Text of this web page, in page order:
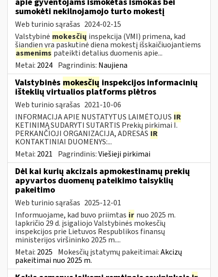
sumokėti nekilnojamojo turto mokestį
Web turinio sąrašas 2024-02-15
Valstybinė mokesčių inspekcija (VMI) primena, kad
šiandien yra paskutinė diena mokestį išskaičiuojantiems
asmenims pateikti detalius duomenis apie...
Metai: 2024 Pagrindinis: Naujiena
Valstybinės mokesčių inspekcijos informacinių
išteklių virtualios platforms plėtros
Web turinio sąrašas 2021-10-06
INFORMACIJA APIE NUSTATYTUS LAIMĖTOJUS IR
KETINIMĄ SUDARYTI SUTARTIS Prekių pirkimai I.
PERKANČIOJI ORGANIZACIJA, ADRESAS IR
KONTAKTINIAI DUOMENYS:...
Metai: 2021 Pagrindinis:Viešieji pirkimai
Dėl kai kurių akcizais apmokestinamų prekių
apyvartos duomenų pateikimo taisyklių
pakeitimo
Web turinio sąrašas 2025-12-01
Informuojame, kad buvo priimtas ir nuo 2025 m.
lapkričio 29 d. įsigaliojo Valstybinės mokesčių
inspekcijos prie Lietuvos Respublikos finansų
ministerijos viršininko 2025 m....
Metai: 2025 Mokesčių įstatymų pakeitimai:Akcizų
pakeitimai nuo 2025 m.